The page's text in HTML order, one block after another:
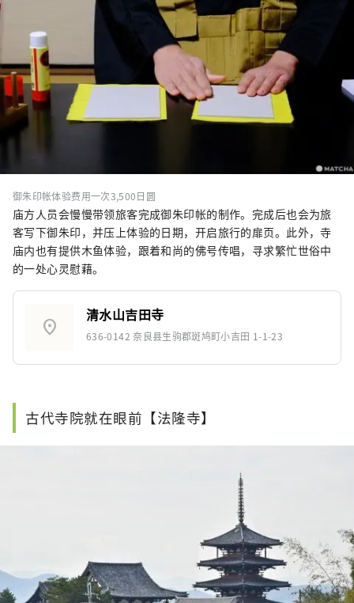
御朱印帐体验费用一次3,500日圆
庙方人员会慢慢带领旅客完成御朱印帐的制作。完成后也会为旅
客写下御朱印，并压上体验的日期，开启旅行的扉页。此外，寺
庙内也有提供木鱼体验，跟着和尚的佛号传唱，寻求繁忙世俗中
的一处心灵慰藉。
location_on
清水山吉田寺
636-0142 奈良县生驹郡斑鸠町小吉田 1-1-23
古代寺院就在眼前【法隆寺】